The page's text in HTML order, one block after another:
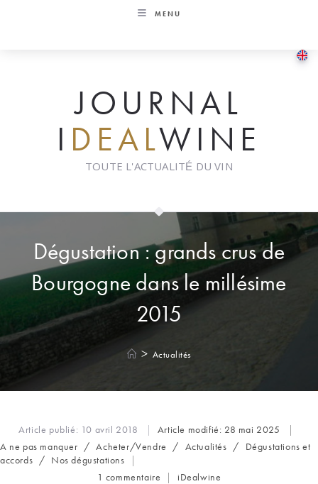
MENU
JOURNAL
I DEALWINE
TOUTE L'ACTUALITÉ DU VIN
Dégustation : grands crus de
Bourgogne dans le millésime
2015
> Actualités
Article publié: 10 avril 2018 Article modifié: 28 mai 2025
Post
category:
A ne pas manquer / Acheter/Vendre / Actualités /
Dégustations et
accords / Nos dégustations
Commentaires
1 commentaire
Auteur/autrice
iDealwine